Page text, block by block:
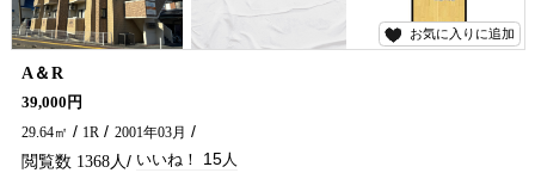
お気に入りに追加
A＆R
学生さん・単身の方におすすめのアパートです★ 光インターネット無料、エアコン・ウォシュレットも完備！ コンビニ・スーパー近くにあります(^^)/ 延岡市で賃貸物件・アパートをお探しなら、五ヶ瀬不動産へお問い合わせください！！
39,000円
29.64㎡
1R 2001年03月
1368 15